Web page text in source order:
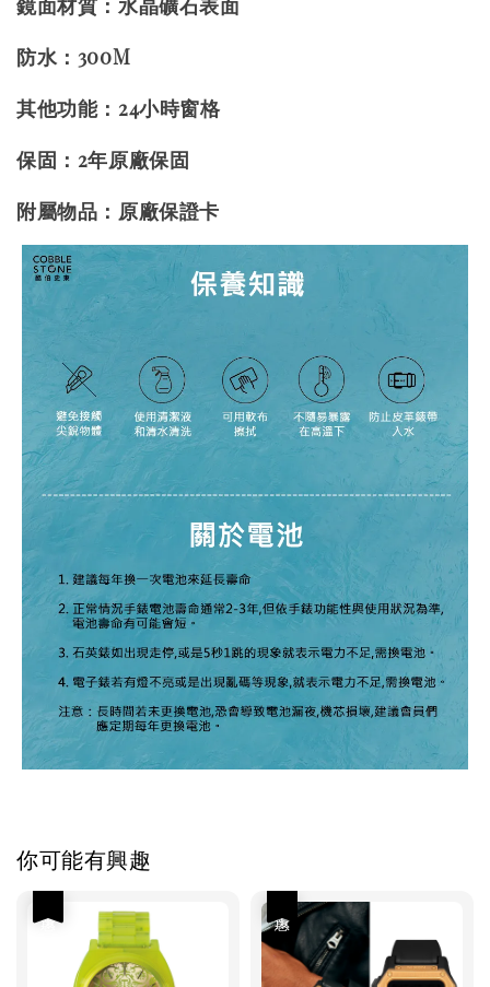
鏡面材質：水晶礦石表面
防水：300M
其他功能：24小時窗格
保固：2年原廠保固
附屬物品：原廠保證卡
你可能有興趣